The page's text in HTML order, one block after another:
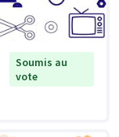
Soumis au
vote